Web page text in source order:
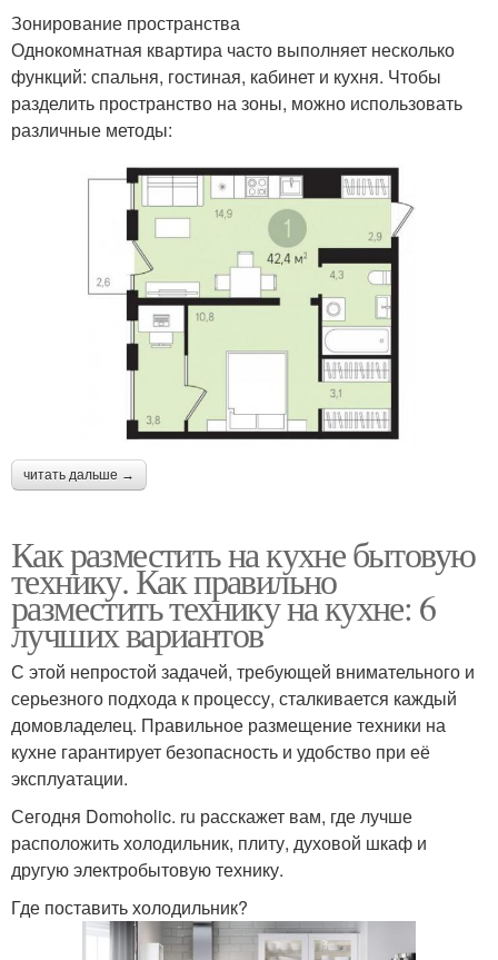
Зонирование пространства
Однокомнатная квартира часто выполняет несколько
функций: спальня, гостиная, кабинет и кухня. Чтобы
разделить пространство на зоны, можно использовать
различные методы:
читать дальше →
Как разместить на кухне бытовую
технику. Как правильно
разместить технику на кухне: 6
лучших вариантов
С этой непростой задачей, требующей внимательного и
серьезного подхода к процессу, сталкивается каждый
домовладелец. Правильное размещение техники на
кухне гарантирует безопасность и удобство при её
эксплуатации.
Сегодня Domoholic. ru расскажет вам, где лучше
расположить холодильник, плиту, духовой шкаф и
другую электробытовую технику.
Где поставить холодильник?